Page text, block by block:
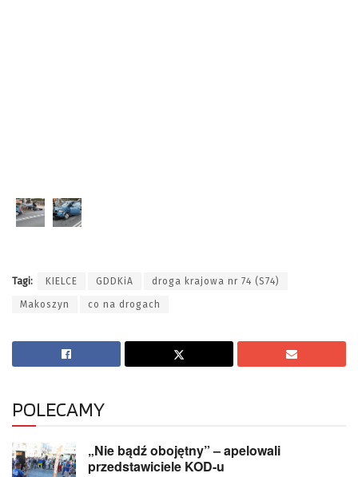
Tagi: KIELCE GDDKiA droga krajowa nr 74 (S74)
Makoszyn co na drogach
POLECAMY
„Nie bądź obojętny” – apelowali
przedstawiciele KOD-u